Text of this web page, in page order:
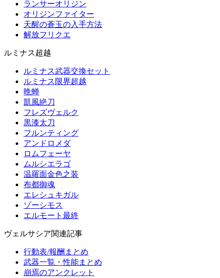
ランサーオリジン
オリジンファイター
天醒の蒼玉の入手方法
解放フリクエ
ルミナス超越
ルミナス武器交換セット
ルミナス限界超越
晩蝉
凱風絶刀
フレズヴェルク
黒漆太刀
フルンティング
アンドロメダ
ロムフェーヤ
ムルシエラゴ
温羅面金色之装
布都御魂
エレシュキガル
ゾーシモス
エルモート最終
ヴェルサシア関連記事
行動表/報酬まとめ
武器一覧・性能まとめ
崩焉のアンクレット